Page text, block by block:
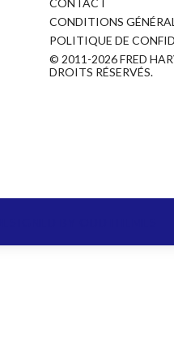
CONDITIONS
POLITIQUE DE
© 2011-2026 FRED
DROITS RÉSERVÉS.